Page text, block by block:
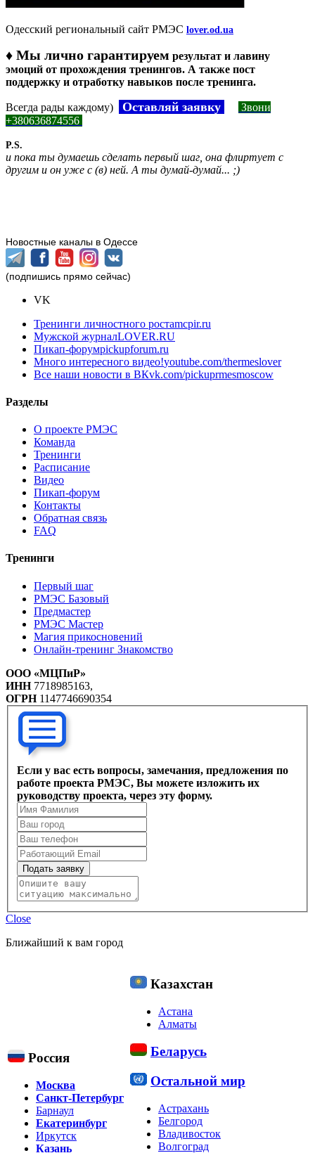
Одесский региональный сайт РМЭС lover.od.ua
♦ Мы лично гарантируем результат и лавину
эмоций от прохождения тренингов. А также пост
поддержку и отработку навыков после тренинга.
Всегда рады каждому) Оставляй заявку
Звони
+380636874556
P.S.
и пока ты думаешь сделать первый шаг, она флиртует с
другим и он уже с (в) ней. А ты думай-думай... ;)
Новостные каналы в Одессе
(подпишись прямо сейчас)
VK
Тренинги личностного ростаmcpir.ru
Мужской журналLOVER.RU
Пикап-форумpickupforum.ru
Много интересного видео!youtube.com/thermeslover
Все наши новости в ВКvk.com/pickuprmesmoscow
Разделы
О проекте РМЭС
Команда
Тренинги
Расписание
Видео
Пикап-форум
Контакты
Обратная связь
FAQ
Тренинги
Первый шаг
РМЭС Базовый
Предмастер
РМЭС Мастер
Магия прикосновений
Онлайн-тренинг Знакомство
ООО «МЦПиР»
ИНН7718985163,
ОГРН1147746690354
Если у вас есть вопросы, замечания, предложения по
работе проекта РМЭС, Вы можете изложить их
руководству проекта, через эту форму.
Подать заявку
Close
Ближайший к вам город
Россия
Москва
Санкт-Петербург
Барнаул
Екатеринбург
Иркутск
Казань
Казахстан
Астана
Алматы
Беларусь
Остальной мир
Астрахань
Белгород
Владивосток
Волгоград